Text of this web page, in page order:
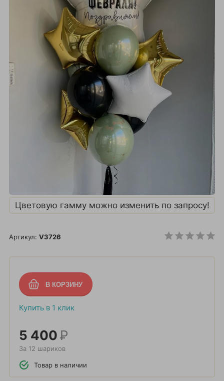
Цветовую гамму можно изменить по запросу!
Артикул: V3726
Купить в 1 клик
5 400Р
За 12 шариков
Товар в наличии